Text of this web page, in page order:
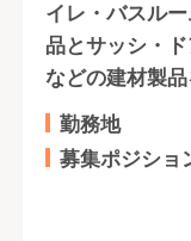
イレ・バスル
品とサッシ・
などの建材製
勤務地
募集ポジショ